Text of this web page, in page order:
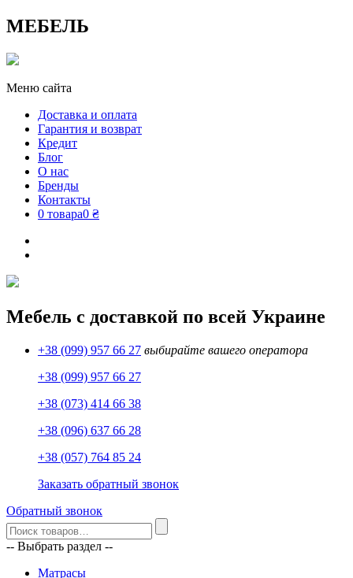
МЕБЕЛЬ
Меню сайта
Доставка и оплата
Гарантия и возврат
Кредит
Блог
О нас
Бренды
Контакты
0 товара0 ₴
Мебель с доставкой по всей Украине
+38 (099) 957 66 27 выбирайте вашего оператора
+38 (099) 957 66 27
+38 (073) 414 66 38
+38 (096) 637 66 28
+38 (057) 764 85 24
Заказать обратный звонок
Обратный звонок
-- Выбрать раздел --
Матрасы